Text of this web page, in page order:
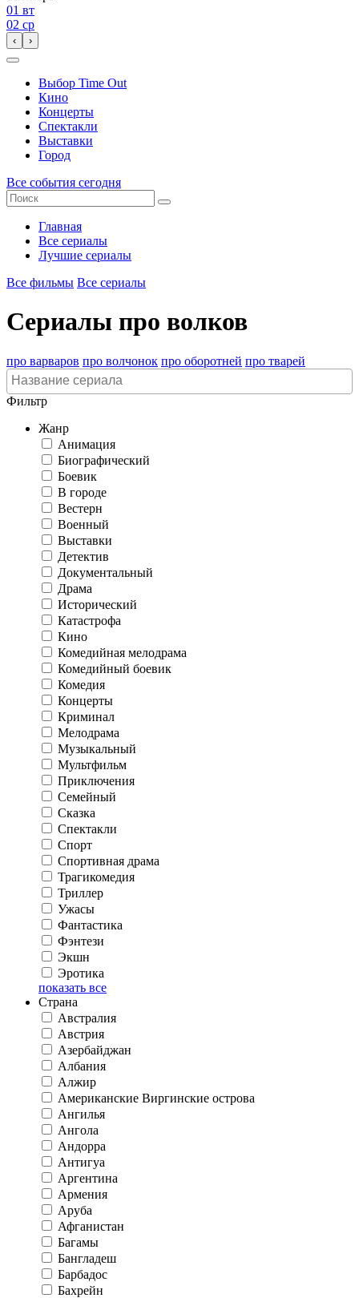
01 вт
02 ср
‹ ›
Выбор Time Out
Кино
Концерты
Спектакли
Выставки
Город
Все события сегодня
Главная
Все сериалы
Лучшие сериалы
Все фильмы Все сериалы
Сериалы про волков
про варваров про волчонок про оборотней про тварей
Фильтр
Жанр
Анимация
Биографический
Боевик
В городе
Вестерн
Военный
Выставки
Детектив
Документальный
Драма
Исторический
Катастрофа
Кино
Комедийная мелодрама
Комедийный боевик
Комедия
Концерты
Криминал
Мелодрама
Музыкальный
Мультфильм
Приключения
Семейный
Сказка
Спектакли
Спорт
Спортивная драма
Трагикомедия
Триллер
Ужасы
Фантастика
Фэнтези
Экшн
Эротика
показать все
Страна
Австралия
Австрия
Азербайджан
Албания
Алжир
Американские Виргинские острова
Ангилья
Ангола
Андорра
Антигуа
Аргентина
Армения
Аруба
Афганистан
Багамы
Бангладеш
Барбадос
Бахрейн